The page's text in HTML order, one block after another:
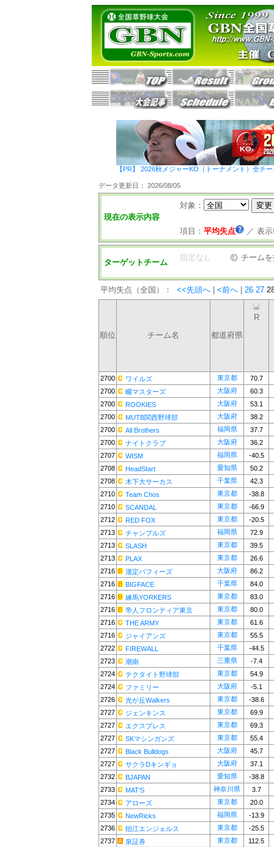
【PR】 2026秋メジャーKO（トーナメント）全チ
データ更新日： 2026/08/05
現在の表示内容
対象：
項目： 平均失点 ／ 表
ターゲットチーム
指定なし チーム
平均失点（全国）： <<先頭へ <前へ 26 27
順位 チーム名 都道府県
R
2700 ワイルズ 東京都
70.7
2700
畷マスターズ 大阪府
60.3
2700
ROOKIES 大阪府
53.1
2700
MUTB関西野球部 大阪府
38.2
2700
All Brothers 福岡県
37.7
2700
ナイトクラブ 大阪府
36.2
2707
WISM 福岡県
-40.5
2708
HeadStart 愛知県
50.2
2708
木下大サーカス 千葉県
42.3
2710
Team Chos 東京都
-38.8
2710
SCANDAL 東京都
-66.9
2712
RED FOX 東京都
-20.5
2713
チャンプルズ 福岡県
72.9
2713
SLASH 東京都
39.5
2713
PLAX 東京都
26.6
2716
瀧定バフィーズ 大阪府
86.2
2716
BIGFACE 千葉県
84.0
2716
練馬YORKERS 東京都
83.0
2716
帝人フロンティア東京 東京都
80.0
2716
THE ARMY 東京都
61.6
2716
ジャイアンズ 東京都
55.5
2722
FIREWALL 千葉県
-44.5
2723
潮南 三重県
-7.4
2724
テクタイト野球部 東京都
54.9
2724
ファミリー 大阪府
-5.1
2726
光が丘Walkers 東京都
-38.6
2727
ジェンキンス 東京都
69.9
2727
エクスプレス 東京都
69.3
2727
SKマシンガンズ 東京都
55.4
2727
Black Bulldogs 大阪府
45.7
2727
サクラDキンギョ 大阪府
37.1
2732
BJAPAN 愛知県
-38.8
2733
MAT'S 神奈川県
3.7
2734
アローズ 東京都
20.0
2735
NewRicks 福岡県
-13.9
2736
狛江エンジェルス 東京都
-25.5
2737
泉証券 東京都
112.5